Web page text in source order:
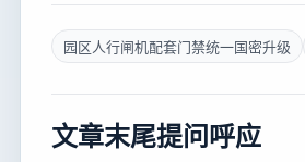
园区人行闸机配套门禁统一国密升级
文章末尾提问呼应